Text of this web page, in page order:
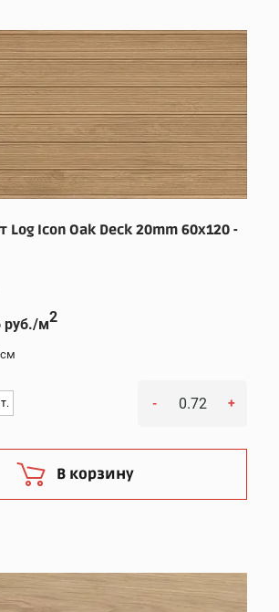
Log Icon Oak Deck 20mm 60x120 -
руб./м2
- +
В корзину